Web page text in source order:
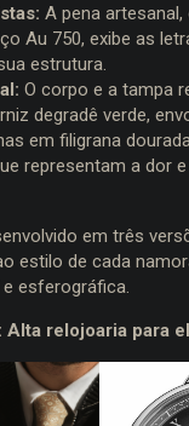
A pena
Au 750, exibe as
estrutura.
O corpo e a tampa
degradê verde,
em filigrana
representam a dor
em três
estilo de cada
e esferográfica.
Alta relojoaria para